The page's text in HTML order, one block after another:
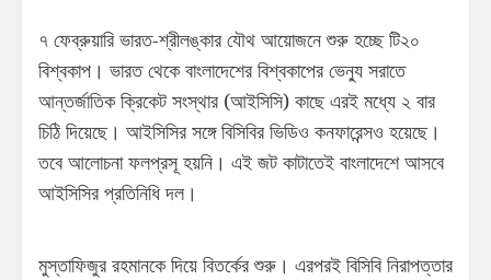
৭ ফেব্রুয়ারি ভারত-শ্রীলঙ্কার যৌথ আয়োজনে শুরু হচ্ছে টি২০
বিশ্বকাপ। ভারত থেকে বাংলাদেশের বিশ্বকাপের ভেন্যু সরাতে
আন্তর্জাতিক ক্রিকেট সংস্থার (আইসিসি) কাছে এরই মধ্যে ২ বার
চিঠি দিয়েছে। আইসিসির সঙ্গে বিসিবির ভিডিও কনফারেন্সও হয়েছে।
তবে আলোচনা ফলপ্রসূ হয়নি। এই জট কাটাতেই বাংলাদেশে আসবে
আইসিসির প্রতিনিধি দল।
মুস্তাফিজুর রহমানকে দিয়ে বিতর্কের শুরু। এরপরই বিসিবি নিরাপত্তার